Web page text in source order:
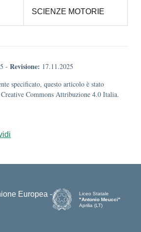
SCIENZE MOTORIE
- Revisione: 17.11.2025
specificato, questo articolo è stato
Commons Attribuzione 4.0 Italia.
Liceo Statale
"Antonio Meucci"
Aprilia (LT)